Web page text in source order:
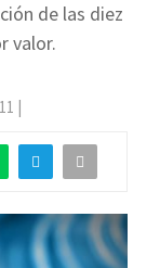
de las diez
valor.
|